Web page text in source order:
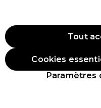
produits Inspirations
Paramètres
Cookies
Tout